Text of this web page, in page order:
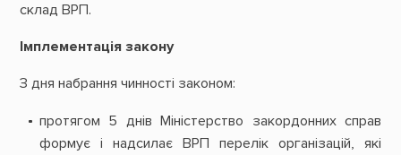
склад ВРП.
Імплементація закону
З дня набрання чинності законом:
протягом 5 днів Міністерство закордонних справ
формує і надсилає ВРП перелік організацій, які